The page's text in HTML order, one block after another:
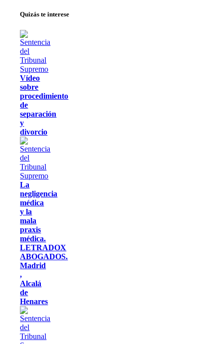
Quizás te interese
Vídeo
sobre
procedimiento
de
separación
y
divorcio
La
negligencia
médica
y la
mala
praxis
médica.
LETRADOX
ABOGADOS.
Madrid
,
Alcalá
de
Henares